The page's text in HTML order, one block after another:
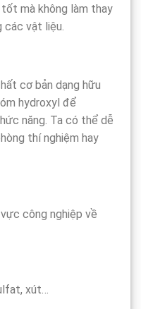
tốt mà không làm thay
các vật liệu.
cơ bản dạng hữu
hydroxyl để
năng. Ta có thể dễ
thí nghiệm hay
công nghiệp về
xút…